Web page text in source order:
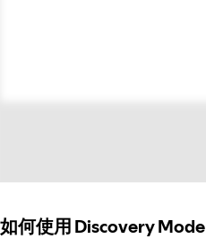
如何使用 Discovery Mode